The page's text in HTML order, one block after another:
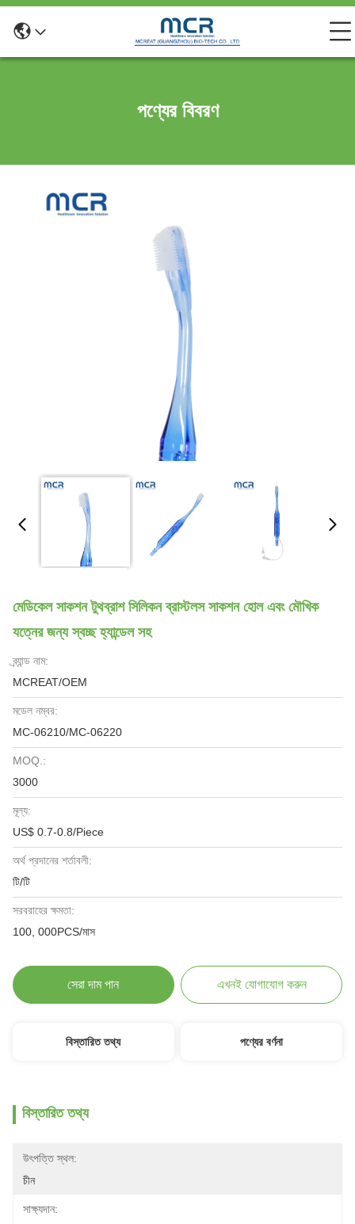
পণ্যের বিবরণ
মেডিকেল সাকশন টুথব্রাশ সিলিকন ব্রাস্টলস সাকশন হোল এবং মৌখিক
যত্নের জন্য স্বচ্ছ হ্যান্ডেল সহ
ব্র্যান্ড নাম:
MCREAT/OEM
মডেল নম্বর:
MC-06210/MC-06220
MOQ.:
3000
মূল্য:
US$ 0.7-0.8/Piece
অর্থ প্রদানের শর্তাবলী:
টি/টি
সরবরাহের ক্ষমতা:
100, 000PCS/মাস
সেরা দাম পান এখনই যোগাযোগ করুন
বিস্তারিত তথ্য পণ্যের বর্ণনা
বিস্তারিত তথ্য
উৎপত্তি স্থল:
চীন
সাক্ষ্যদান: